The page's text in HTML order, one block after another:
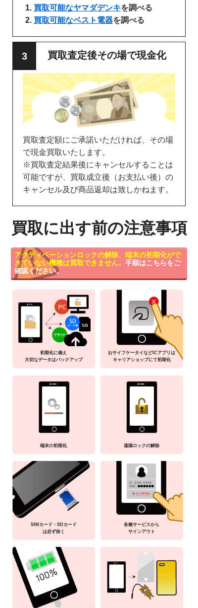
買取可能なヤマダデンキを調べる
買取可能なベスト電器を調べる
買取査定後その場で現金化
買取査定額にご承諾いただければ、その場
で現金買取いたします。
※買取査定結果後にキャンセルすることは
可能ですが、買取成立後（お支払い後）の
キャンセル及び商品返却は致しかねます。
買取に出す前の注意事項
アクティベーションロックの解除、端末の初期化がで
きていない機種は買取できません。 手順はこちらをご
確認ください。
初期化に備え
大切なデータはバックアップ
おサイフケータイなどICアプリは
キャリアショップにて初期化
端末の初期化 遠隔ロックの解除
SIMカード・SDカード
は必ず抜く
各種サービスから
サインアウト